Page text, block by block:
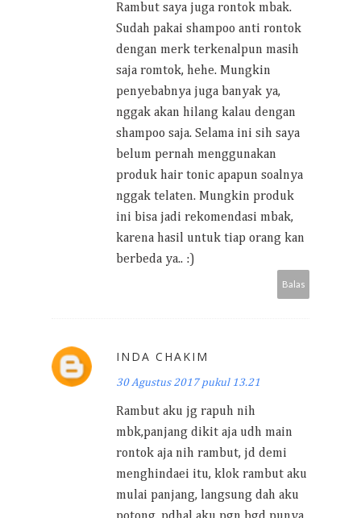
Rambut saya juga rontok mbak.
Sudah pakai shampoo anti rontok
dengan merk terkenalpun masih
saja romtok, hehe. Mungkin
penyebabnya juga banyak ya,
nggak akan hilang kalau dengan
shampoo saja. Selama ini sih saya
belum pernah menggunakan
produk hair tonic apapun soalnya
nggak telaten. Mungkin produk
ini bisa jadi rekomendasi mbak,
karena hasil untuk tiap orang kan
berbeda ya.. :)
Balas
INDA CHAKIM
30 Agustus 2017 pukul 13.21
Rambut aku jg rapuh nih
mbk,panjang dikit aja udh main
rontok aja nih rambut, jd demi
menghindaei itu, klok rambut aku
mulai panjang, langsung dah aku